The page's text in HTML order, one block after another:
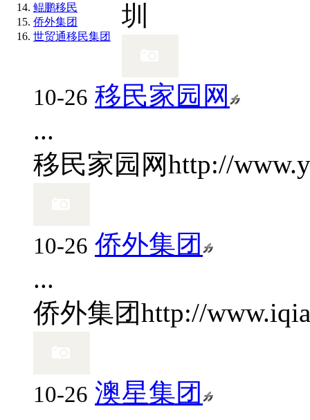
鲲鹏移民
侨外集团
世贸通移民集团
圳
10-26 移民家园网
...
移民家园网http://
10-26 侨外集团
...
侨外集团http://
10-26 澳星集团